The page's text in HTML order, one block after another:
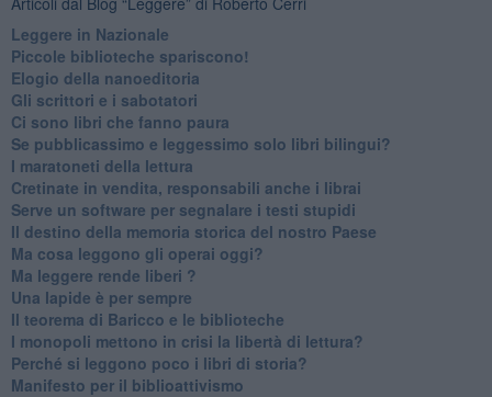
​Leggere in Nazionale
​Piccole biblioteche spariscono!
​Elogio della nanoeditoria
Gli scrittori e i sabotatori
Ci sono libri che fanno paura
Se pubblicassimo e leggessimo solo libri bilingui?
I maratoneti della lettura
Cretinate in vendita, responsabili anche i librai
Serve un software per segnalare i testi stupidi
​Il destino della memoria storica del nostro Paese
Ma cosa leggono gli operai oggi?
Ma leggere rende liberi ?
​Una lapide è per sempre
Il teorema di Baricco e le biblioteche
I monopoli mettono in crisi la libertà di lettura?
​Perché si leggono poco i libri di storia?
​Manifesto per il biblioattivismo